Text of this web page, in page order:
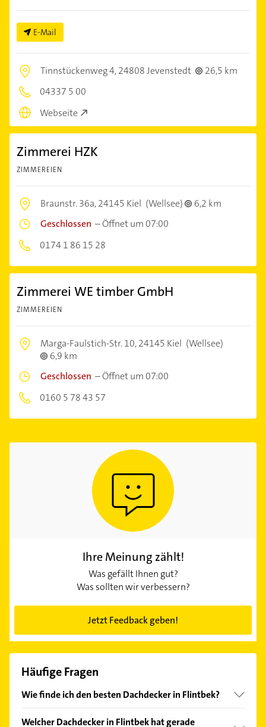
E-Mail
Tinnstückenweg 4,24808 Jevenstedt
26,5 km
04337 5 00
Webseite
Zimmerei HZK
ZIMMEREIEN
Braunstr. 36a,24145 Kiel (Wellsee)
6,2 km
Geschlossen –Öffnet um 07:00
0174 1 86 15 28
Zimmerei WE timber GmbH
ZIMMEREIEN
Marga-Faulstich-Str. 10,24145 Kiel (Wellsee)
6,9 km
Geschlossen –Öffnet um 07:00
0160 5 78 43 57
Ihre Meinung zählt!
Was gefällt Ihnen gut?
Was sollten wir verbessern?
Jetzt Feedback geben!
Häufige Fragen
Wie finde ich den besten Dachdecker in Flintbek?
Welcher Dachdecker in Flintbek hat gerade